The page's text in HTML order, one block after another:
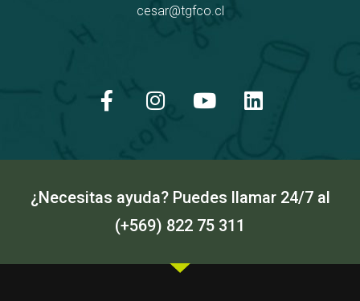
cesar@tgfco.cl
c
e
o
k
s
t
g
a
m
u
t
b
n
k
d
n
¿Necesitas ayuda? Puedes llamar 24/7 al
(+569) 822 75 311